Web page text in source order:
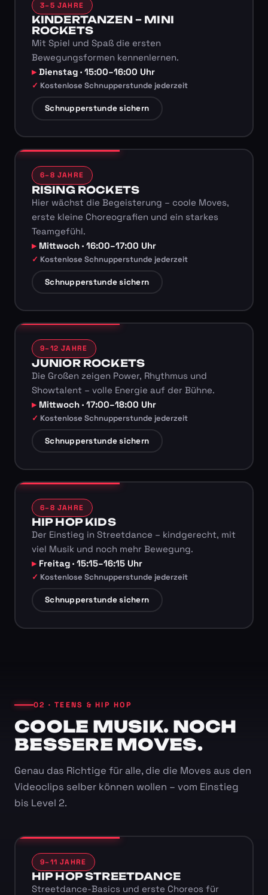
3–5 JAHRE
KINDERTANZEN – MINI
ROCKETS
Mit Spiel und Spaß die ersten
Bewegungsformen kennenlernen.
Dienstag · 15:00–16:00 Uhr
Kostenlose Schnupperstunde jederzeit
Schnupperstunde sichern
6–8 JAHRE
RISING ROCKETS
Hier wächst die Begeisterung – coole Moves,
erste kleine Choreografien und ein starkes
Teamgefühl.
Mittwoch · 16:00–17:00 Uhr
Kostenlose Schnupperstunde jederzeit
Schnupperstunde sichern
9–12 JAHRE
JUNIOR ROCKETS
Die Großen zeigen Power, Rhythmus und
Showtalent – volle Energie auf der Bühne.
Mittwoch · 17:00–18:00 Uhr
Kostenlose Schnupperstunde jederzeit
Schnupperstunde sichern
6–8 JAHRE
HIP HOP KIDS
Der Einstieg in Streetdance – kindgerecht, mit
viel Musik und noch mehr Bewegung.
Freitag · 15:15–16:15 Uhr
Kostenlose Schnupperstunde jederzeit
Schnupperstunde sichern
02 · TEENS & HIP HOP
COOLE MUSIK. NOCH
BESSERE MOVES.
Genau das Richtige für alle, die die Moves aus den
Videoclips selber können wollen – vom Einstieg
bis Level 2.
9–11 JAHRE
HIP HOP STREETDANCE
Streetdance-Basics und erste Choreos für